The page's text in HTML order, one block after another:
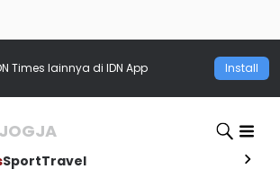
Times lainnya di IDN App Install
JOGJA
SportTravel